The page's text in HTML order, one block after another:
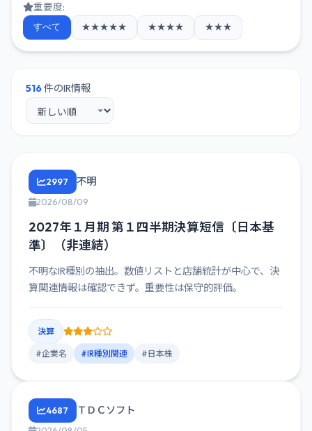
重要度:
すべて ★★★★★ ★★★★ ★★★
516件のIR情報
2997 不明
2026/08/09
2027年１月期 第１四半期決算短信〔日本基
準〕（非連結）
不明なIR種別の抽出。数値リストと店舗統計が中心で、決
算関連情報は確認できず。重要性は保守的評価。
決算
#企業名 #IR種別関連 #日本株
4687 ＴＤＣソフト